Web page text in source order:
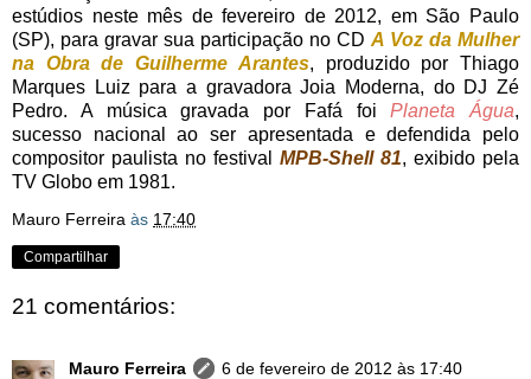
estúdios neste mês de fevereiro de 2012, em São Paulo
(SP), para gravar sua participação no CD A Voz da Mulher
na Obra de Guilherme Arantes, produzido por Thiago
Marques Luiz para a gravadora Joia Moderna, do DJ Zé
Pedro. A música gravada por Fafá foiPlaneta Água,
sucesso nacional ao ser apresentada e defendida pelo
compositor paulista no festival MPB-Shell 81, exibido pela
TV Globo em 1981.
Mauro Ferreira às 17:40
Compartilhar
21 comentários:
Mauro Ferreira
6 de fevereiro de 2012 às 17:40